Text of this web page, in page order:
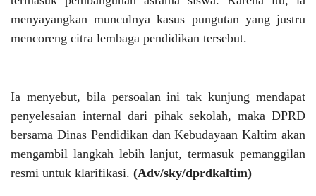
menyayangkan munculnya kasus pungutan yang justru
mencoreng citra lembaga pendidikan tersebut.
Ia menyebut, bila persoalan ini tak kunjung mendapat
penyelesaian internal dari pihak sekolah, maka DPRD
bersama Dinas Pendidikan dan Kebudayaan Kaltim akan
mengambil langkah lebih lanjut, termasuk pemanggilan
resmi untuk klarifikasi. (Adv/sky/dprdkaltim)